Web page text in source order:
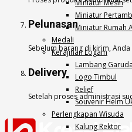
Miniatur Mesin
Miniatur
Miniatur Rumah
Medali
Kerajinan Logam
Lambang
Logo Timbul
Relief
Souvenir Helm
Perlengkapan Wisuda
Kalung Rektor
Pelunasan
Sebelum barang di kirim,
Delivery
Setelah proses administrasi